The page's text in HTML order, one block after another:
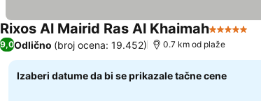
Rixos Al Mairid Ras Al Khaimah5 Zvezdice
9,0Odlično (broj ocena: 19.452) 0.7 km od plaže
Izaberi datume da bi se prikazale tačne cene